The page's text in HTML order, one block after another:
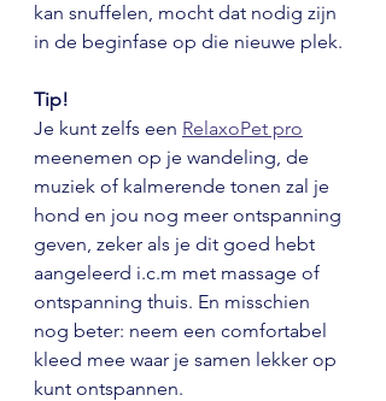
kan snuffelen, mocht dat nodig zijn
in de beginfase op die nieuwe plek.
Tip!
Je kunt zelfs een RelaxoPet pro
meenemen op je wandeling, de
muziek of kalmerende tonen zal je
hond en jou nog meer ontspanning
geven, zeker als je dit goed hebt
aangeleerd i.c.m met massage of
ontspanning thuis. En misschien
nog beter: neem een comfortabel
kleed mee waar je samen lekker op
kunt ontspannen.